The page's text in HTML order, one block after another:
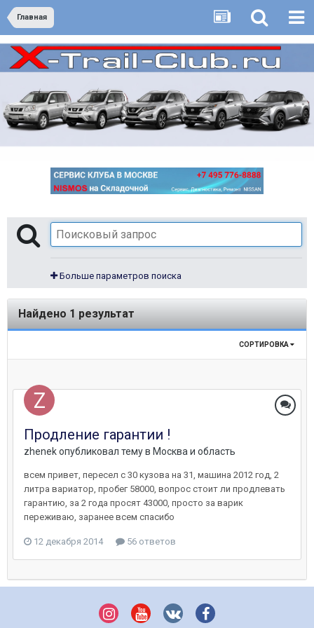
Главная
Больше параметров поиска
Найдено 1 результат
СОРТИРОВКА
Продление гарантии !
zhenekопубликовал тему в Москва и область
всем привет, пересел с 30 кузова на 31, машина 2012 год, 2
литра вариатор, пробег 58000, вопрос стоит ли продлевать
гарантию, за 2 года просят 43000, просто за варик
переживаю, заранее всем спасибо
12 декабря 2014 56 ответов